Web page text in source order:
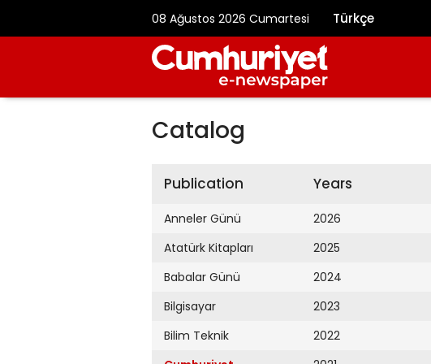
08 Ağustos 2026 Cumartesi Türkçe
Catalog
Publication
Anneler Günü
Atatürk Kitapları
Babalar Günü
Bilgisayar
Bilim Teknik
Years
2026
2025
2024
2023
2022